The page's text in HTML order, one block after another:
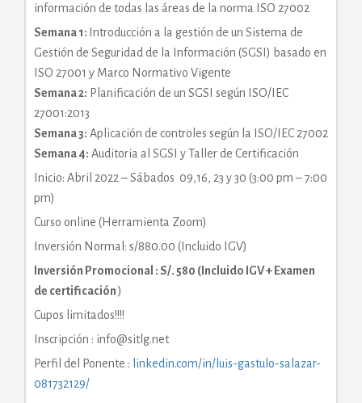
información de todas las áreas de la norma ISO 27002
Semana 1: Introducción a la gestión de un Sistema de
Gestión de Seguridad de la Información (SGSI) basado en
ISO 27001 y Marco Normativo Vigente
Semana 2: Planificación de un SGSI según ISO/IEC
27001:2013
Semana 3: Aplicación de controles según la ISO/IEC 27002
Semana 4: Auditoria al SGSI y Taller de Certificación
Inicio: Abril 2022 – Sábados 09,16, 23 y 30 (3:00 pm – 7:00
pm)
Curso online (Herramienta Zoom)
Inversión Normal: s/880.00 (Incluido IGV)
Inversión Promocional : S/. 580 (Incluido IGV + Examen
de certificación)
Cupos limitados!!!!
Inscripción : info@sitlg.net
Perfil del Ponente : linkedin.com/in/luis-gastulo-salazar-
081732129/